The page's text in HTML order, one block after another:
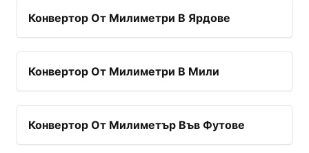
Конвертор От Милиметри В Ярдове
Конвертор От Милиметри В Мили
Конвертор От Милиметър Във Футове